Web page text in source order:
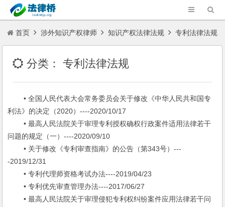
首页 涉外知识产权律师 知识产权法律法规 专利法律法规
分类：专利法律法规
• 全国人民代表大会常务委员会关于修改《中华人民共和国专
利法》的决定（2020）----2020/10/17
• 最高人民法院关于审理专利授权确权行政案件适用法律若干
问题的规定（一）----2020/09/10
• 关于修改《专利审查指南》的公告（第343号）---
-2019/12/31
• 专利代理师资格考试办法----2019/04/23
• 专利优先审查管理办法----2017/06/27
• 最高人民法院关于审理侵犯专利权纠纷案件应用法律若干问